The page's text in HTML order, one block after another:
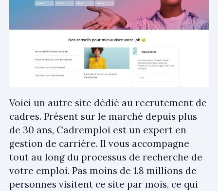
Voici un autre site dédié au recrutement de
cadres. Présent sur le marché depuis plus
de 30 ans, Cadremploi est un expert en
gestion de carrière. Il vous accompagne
tout au long du processus de recherche de
votre emploi. Pas moins de 1.8 millions de
personnes visitent ce site par mois, ce qui